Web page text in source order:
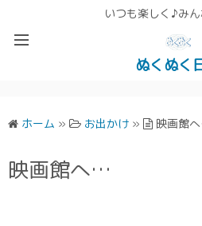
いつも楽しく♪み
ぬくぬく
ホーム » お出かけ » 映画館
映画館へ…